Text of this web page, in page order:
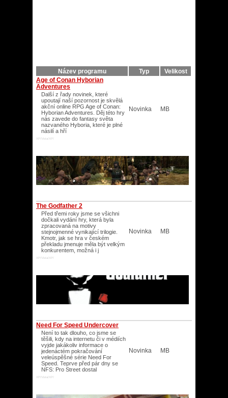
Název programu Typ
Velikost
Age of Conan Hyborian
Adventures
Další z řady novinek, které
upoutají naší pozornost je skvělá
akční online RPG Age of Conan:
Hyborian Adventures. Děj této hry
nás zavede do fantasy světa
nazvaného Hyboria, které je plné
násilí a hří
XP/Vista/XP/
Novinka MB
The Godfather 2
Před třemi roky jsme se všichni
dočkali vydání hry, která byla
zpracovaná na motivy
stejnojmenné vynikající trilogie.
Kmotr, jak se hra v českém
překladu jmenuje měla být velkým
konkurentem, možná i j
XP/Vista/XP/
Novinka MB
Need For Speed Undercover
Není to tak dlouho, co jsme se
těšili, kdy na internetu či v médiích
vyjde jakákoliv informace o
jedenáctém pokračování
veleúspěšné série Need For
Speed. Teprve před pár dny se
NFS: Pro Street dostal
XP/Vista/XP/
Novinka MB